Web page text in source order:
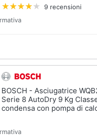
9 recensioni
BOSCH - Asciugatrice
Serie 8 AutoDry 9 Kg
condensa con pompa di